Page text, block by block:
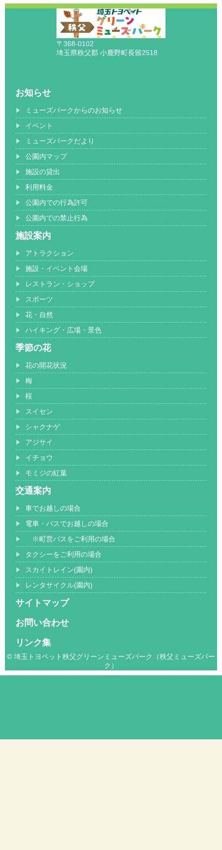
〒368-0102
埼玉県秩父郡 小鹿野町長留2518
お知らせ
ミューズパークからのお知らせ
イベント
ミューズパークだより
公園内マップ
施設の貸出
利用料金
公園内での行為許可
公園内での禁止行為
施設案内
アトラクション
施設・イベント会場
レストラン・ショップ
スポーツ
花・自然
ハイキング・広場・景色
季節の花
花の開花状況
梅
桜
スイセン
シャクナゲ
アジサイ
イチョウ
モミジの紅葉
交通案内
車でお越しの場合
電車・バスでお越しの場合
※町営バスをご利用の場合
タクシーをご利用の場合
スカイトレイン(園内)
レンタサイクル(園内)
サイトマップ
お問い合わせ
リンク集
© 埼玉トヨペット秩父グリーンミューズパーク（秩父ミューズパー
ク）